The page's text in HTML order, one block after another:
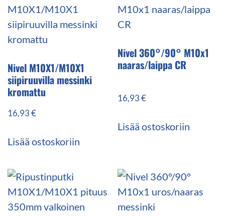
Nivel M10X1/M10X1
siipiruuvilla messinki
kromattu
16,93€
Lisää ostoskoriin
Nivel 360°/90° M10x1
naaras/laippa CR
16,93€
Lisää ostoskoriin